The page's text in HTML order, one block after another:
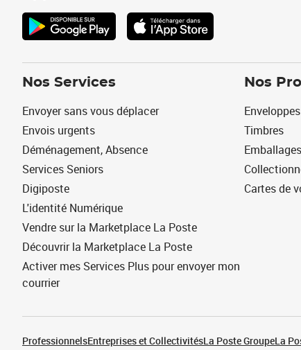
Nos Services
Envoyer sans vous déplacer
Envois urgents
Déménagement, Absence
Services Seniors
Digiposte
L'identité Numérique
Vendre sur la Marketplace La Poste
Découvrir la Marketplace La Poste
Activer mes Services Plus pour envoyer mon
courrier
Nos
Enveloppes
Timbres
Emballages
Cartes de
ProfessionnelsEntreprises et CollectivitésLa Poste GroupeLa